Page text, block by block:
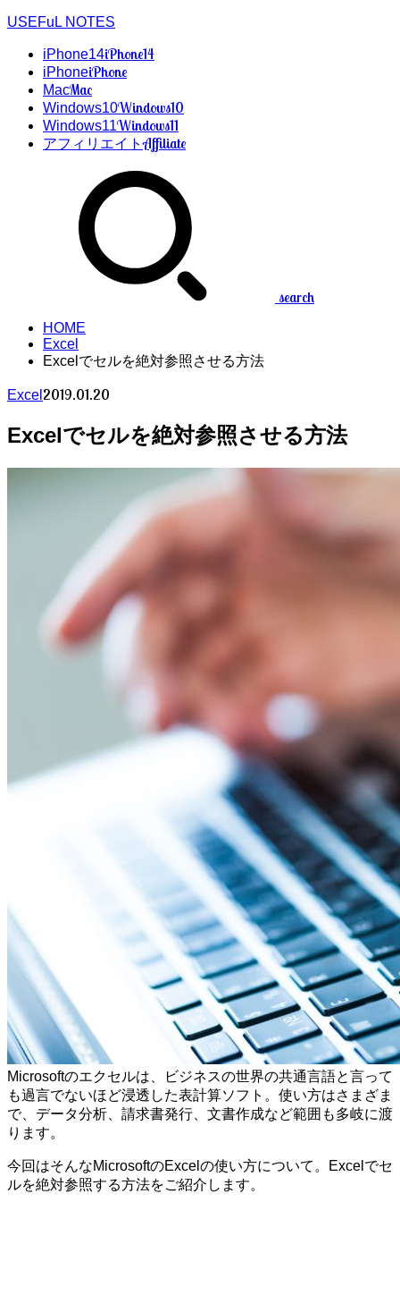
USEFuL NOTES
iPhone14iPhone14
iPhoneiPhone
MacMac
Windows10Windows10
Windows11Windows11
アフィリエイトAffiliate
search
HOME
Excel
Excelでセルを絶対参照させる方法
Excel 2019.01.20
Excelでセルを絶対参照させる方法
Microsoftのエクセルは、ビジネスの世界の共通言語と言って
も過言でないほど浸透した表計算ソフト。使い方はさまざま
で、データ分析、請求書発行、文書作成など範囲も多岐に渡
ります。
今回はそんなMicrosoftのExcelの使い方について。Excelでセ
ルを絶対参照する方法をご紹介します。